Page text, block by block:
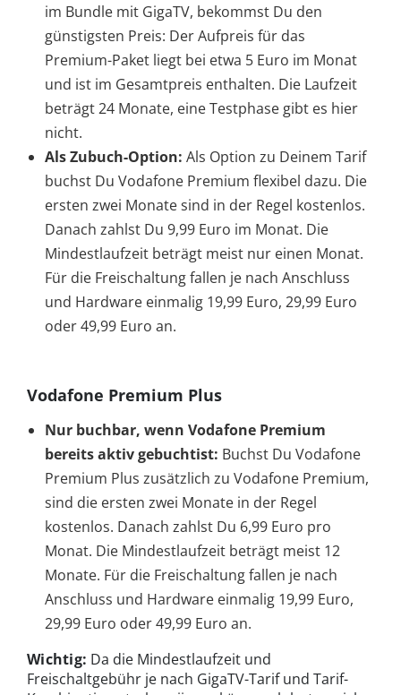
im Bundle mit GigaTV, bekommst Du den
günstigsten Preis: Der Aufpreis für das
Premium-Paket liegt bei etwa 5 Euro im Monat
und ist im Gesamtpreis enthalten. Die Laufzeit
beträgt 24 Monate, eine Testphase gibt es hier
nicht.
Als Zubuch-Option: Als Option zu Deinem Tarif
buchst Du Vodafone Premium flexibel dazu. Die
ersten zwei Monate sind in der Regel kostenlos.
Danach zahlst Du 9,99 Euro im Monat. Die
Mindestlaufzeit beträgt meist nur einen Monat.
Für die Freischaltung fallen je nach Anschluss
und Hardware einmalig 19,99 Euro, 29,99 Euro
oder 49,99 Euro an.
Vodafone Premium Plus
Nur buchbar, wenn Vodafone Premium
bereits aktiv gebuchtist: Buchst Du Vodafone
Premium Plus zusätzlich zu Vodafone Premium,
sind die ersten zwei Monate in der Regel
kostenlos. Danach zahlst Du 6,99 Euro pro
Monat. Die Mindestlaufzeit beträgt meist 12
Monate. Für die Freischaltung fallen je nach
Anschluss und Hardware einmalig 19,99 Euro,
29,99 Euro oder 49,99 Euro an.
Wichtig: Da die Mindestlaufzeit und
Freischaltgebühr je nach GigaTV-Tarif und Tarif-